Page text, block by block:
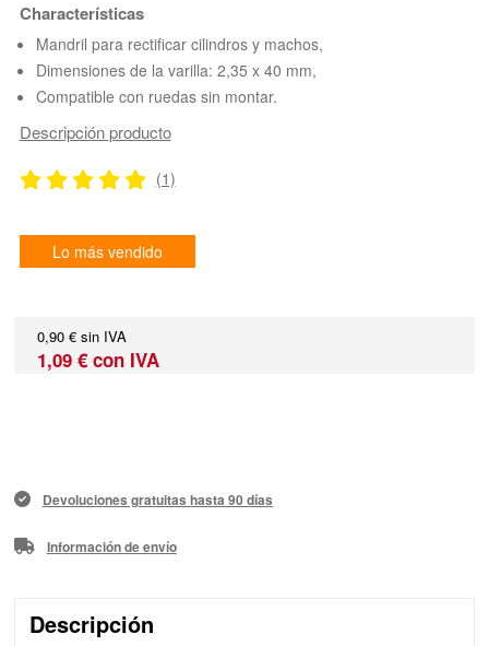
Characterísticas
Mandril para rectificar cilindros y machos,
Dimensiones de la varilla: 2,35 x 40 mm,
Compatible con ruedas sin montar.
Descripción producto
(1)
Lo más vendido
0,90 € sin IVA
1,09 € con IVA
Devoluciones gratuitas hasta 90 días
Información de envío
Descripción